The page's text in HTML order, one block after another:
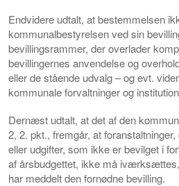
Endvidere udtalt, at bestemmelsen
kommunalbestyrelsen ved sin
bevillingsrammer, der overlader
bevillingernes anvendelse og
eller de stående udvalg – og evt.
kommunale forvaltninger og
Dernæst udtalt, at det af den
2, 2. pkt., fremgår, at
eller udgifter, som ikke er bevilget i
af årsbudgettet, ikke må
har meddelt den fornødne bevilling.